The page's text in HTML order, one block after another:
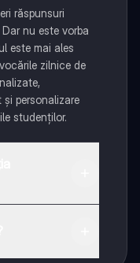
răspunsuri
nu este vorba
este mai ales
zilnice de
personalizare
studenților.